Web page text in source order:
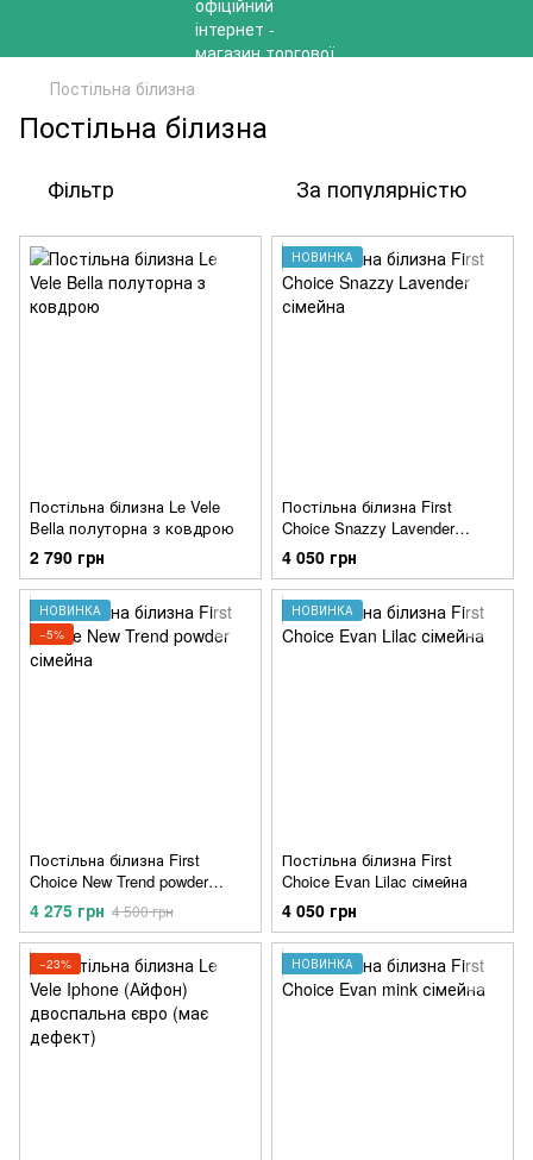
Постільна білизна
Постільна білизна
Фільтр За популярністю
Постільна білизна Le Vele
Bella полуторна з ковдрою
2 790 грн
НОВИНКА
Постільна білизна First
Choice Snazzy Lavender
сімейна
4 050 грн
НОВИНКА
−5%
Постільна білизна First
Choice New Trend powder
сімейна
4 275 грн 4 500 грн
НОВИНКА
Постільна білизна First
Choice Evan Lilac сімейна
4 050 грн
−23% НОВИНКА